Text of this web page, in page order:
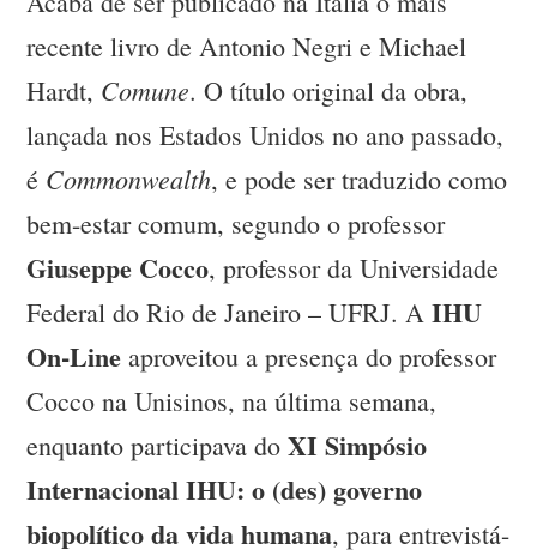
recente livro de Antonio Negri e Michael
Hardt, Comune. O título original da obra,
lançada nos Estados Unidos no ano passado,
é Commonwealth, e pode ser traduzido como
bem-estar comum, segundo o professor
Giuseppe Cocco, professor da Universidade
Federal do Rio de Janeiro – UFRJ. AIHU
On-Line aproveitou a presença do professor
Cocco na Unisinos, na última semana,
enquanto participava doXI Simpósio
Internacional IHU: o (des) governo
biopolítico da vida humana, para entrevistá-